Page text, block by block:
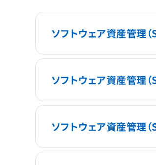
ソフトウェア資産管理
ソフトウェア資産管理
ソフトウェア資産管理